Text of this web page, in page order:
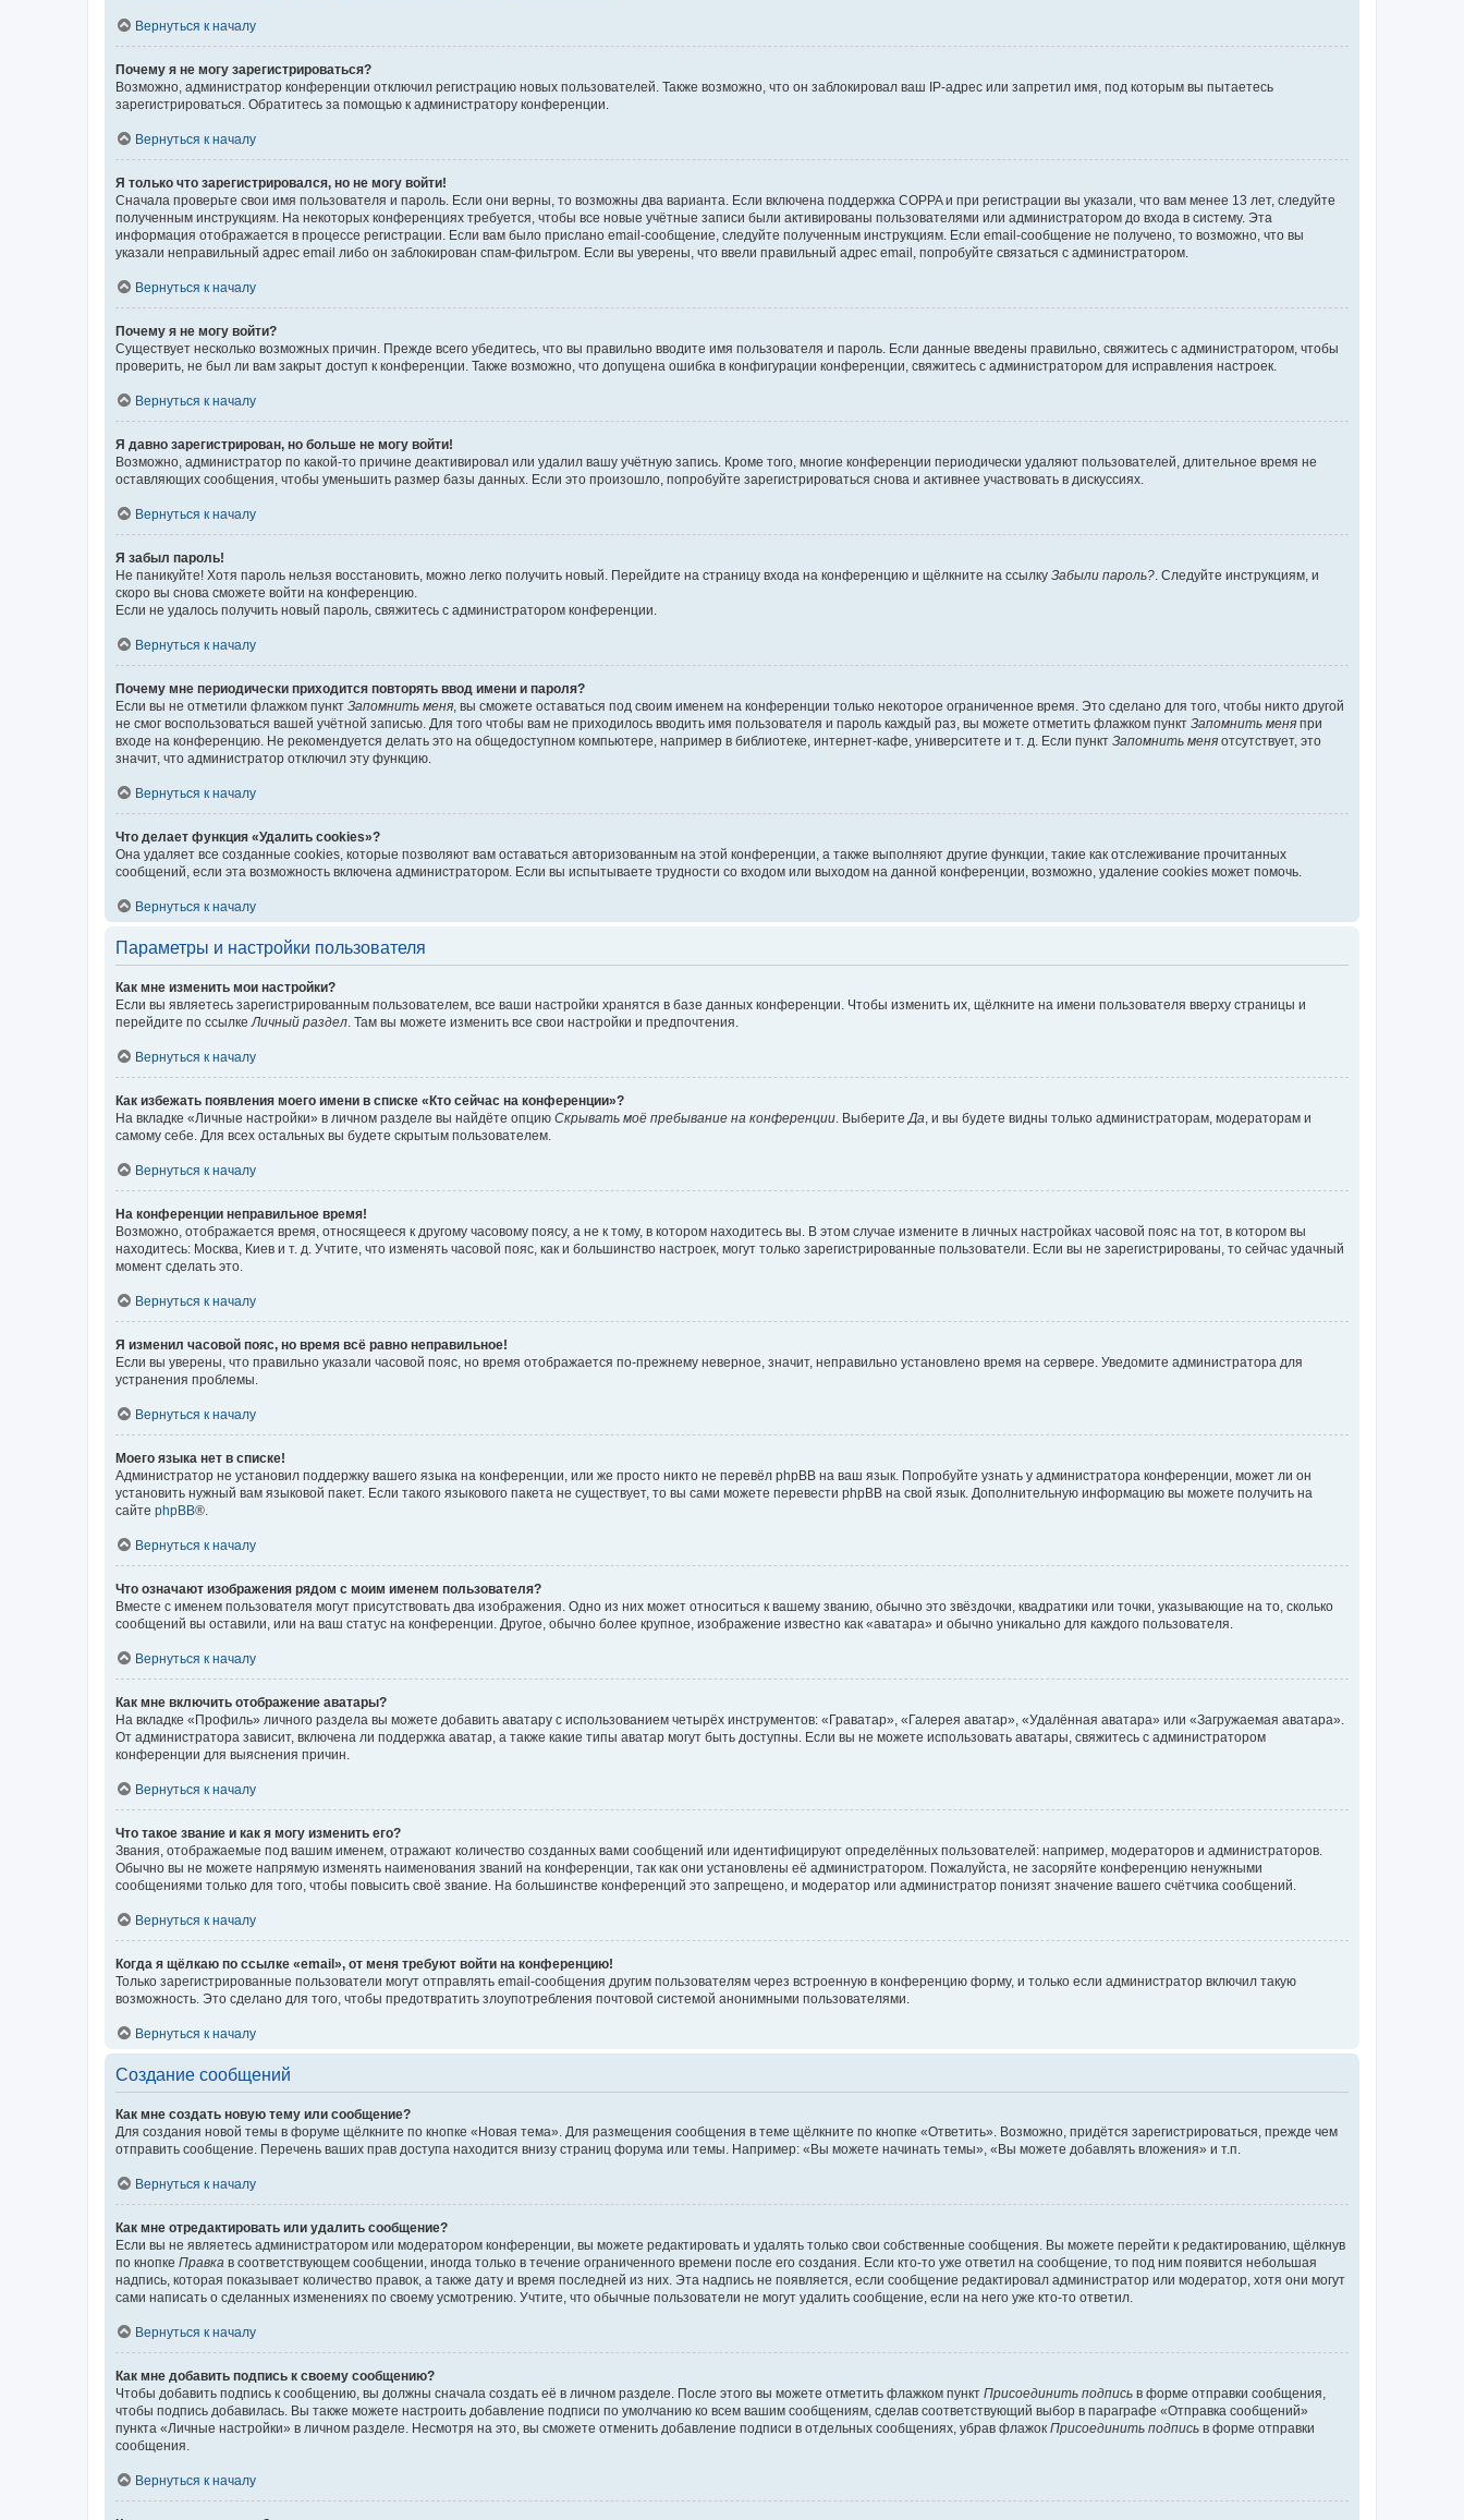
Вернуться к началу
Почему я не могу зарегистрироваться?
Возможно, администратор конференции отключил регистрацию новых пользователей. Также возможно, что он заблокировал ваш IP-адрес или запретил имя, под которым вы пытаетесь
зарегистрироваться. Обратитесь за помощью к администратору конференции.
Вернуться к началу
Я только что зарегистрировался, но не могу войти!
Сначала проверьте свои имя пользователя и пароль. Если они верны, то возможны два варианта. Если включена поддержка COPPA и при регистрации вы указали, что вам менее 13 лет, следуйте
полученным инструкциям. На некоторых конференциях требуется, чтобы все новые учётные записи были активированы пользователями или администратором до входа в систему. Эта
информация отображается в процессе регистрации. Если вам было прислано email-сообщение, следуйте полученным инструкциям. Если email-сообщение не получено, то возможно, что вы
указали неправильный адрес email либо он заблокирован спам-фильтром. Если вы уверены, что ввели правильный адрес email, попробуйте связаться с администратором.
Вернуться к началу
Почему я не могу войти?
Существует несколько возможных причин. Прежде всего убедитесь, что вы правильно вводите имя пользователя и пароль. Если данные введены правильно, свяжитесь с администратором, чтобы
проверить, не был ли вам закрыт доступ к конференции. Также возможно, что допущена ошибка в конфигурации конференции, свяжитесь с администратором для исправления настроек.
Вернуться к началу
Я давно зарегистрирован, но больше не могу войти!
Возможно, администратор по какой-то причине деактивировал или удалил вашу учётную запись. Кроме того, многие конференции периодически удаляют пользователей, длительное время не
оставляющих сообщения, чтобы уменьшить размер базы данных. Если это произошло, попробуйте зарегистрироваться снова и активнее участвовать в дискуссиях.
Вернуться к началу
Я забыл пароль!
Не паникуйте! Хотя пароль нельзя восстановить, можно легко получить новый. Перейдите на страницу входа на конференцию и щёлкните на ссылку Забыли пароль? . Следуйте инструкциям, и
скоро вы снова сможете войти на конференцию.
Если не удалось получить новый пароль, свяжитесь с администратором конференции.
Вернуться к началу
Почему мне периодически приходится повторять ввод имени и пароля?
Если вы не отметили флажком пункт Запомнить меня , вы сможете оставаться под своим именем на конференции только некоторое ограниченное время. Это сделано для того, чтобы никто другой
не смог воспользоваться вашей учётной записью. Для того чтобы вам не приходилось вводить имя пользователя и пароль каждый раз, вы можете отметить флажком пункт Запомнить меня при
входе на конференцию. Не рекомендуется делать это на общедоступном компьютере, например в библиотеке, интернет-кафе, университете и т. д. Если пункт Запомнить меня отсутствует, это
значит, что администратор отключил эту функцию.
Вернуться к началу
Что делает функция «Удалить cookies»?
Она удаляет все созданные cookies, которые позволяют вам оставаться авторизованным на этой конференции, а также выполняют другие функции, такие как отслеживание прочитанных
сообщений, если эта возможность включена администратором. Если вы испытываете трудности со входом или выходом на данной конференции, возможно, удаление cookies может помочь.
Вернуться к началу
Параметры и настройки пользователя
Как мне изменить мои настройки?
Если вы являетесь зарегистрированным пользователем, все ваши настройки хранятся в базе данных конференции. Чтобы изменить их, щёлкните на имени пользователя вверху страницы и
перейдите по ссылке Личный раздел . Там вы можете изменить все свои настройки и предпочтения.
Вернуться к началу
Как избежать появления моего имени в списке «Кто сейчас на конференции»?
На вкладке «Личные настройки» в личном разделе вы найдёте опцию Скрывать моё пребывание на конференции . Выберите Да , и вы будете видны только администраторам, модераторам и
самому себе. Для всех остальных вы будете скрытым пользователем.
Вернуться к началу
На конференции неправильное время!
Возможно, отображается время, относящееся к другому часовому поясу, а не к тому, в котором находитесь вы. В этом случае измените в личных настройках часовой пояс на тот, в котором вы
находитесь: Москва, Киев и т. д. Учтите, что изменять часовой пояс, как и большинство настроек, могут только зарегистрированные пользователи. Если вы не зарегистрированы, то сейчас удачный
момент сделать это.
Вернуться к началу
Я изменил часовой пояс, но время всё равно неправильное!
Если вы уверены, что правильно указали часовой пояс, но время отображается по-прежнему неверное, значит, неправильно установлено время на сервере. Уведомите администратора для
устранения проблемы.
Вернуться к началу
Моего языка нет в списке!
Администратор не установил поддержку вашего языка на конференции, или же просто никто не перевёл phpBB на ваш язык. Попробуйте узнать у администратора конференции, может ли он
установить нужный вам языковой пакет. Если такого языкового пакета не существует, то вы сами можете перевести phpBB на свой язык. Дополнительную информацию вы можете получить на
сайте phpBB®.
Вернуться к началу
Что означают изображения рядом с моим именем пользователя?
Вместе с именем пользователя могут присутствовать два изображения. Одно из них может относиться к вашему званию, обычно это звёздочки, квадратики или точки, указывающие на то, сколько
сообщений вы оставили, или на ваш статус на конференции. Другое, обычно более крупное, изображение известно как «аватара» и обычно уникально для каждого пользователя.
Вернуться к началу
Как мне включить отображение аватары?
На вкладке «Профиль» личного раздела вы можете добавить аватару с использованием четырёх инструментов: «Граватар», «Галерея аватар», «Удалённая аватара» или «Загружаемая аватара».
От администратора зависит, включена ли поддержка аватар, а также какие типы аватар могут быть доступны. Если вы не можете использовать аватары, свяжитесь с администратором
конференции для выяснения причин.
Вернуться к началу
Что такое звание и как я могу изменить его?
Звания, отображаемые под вашим именем, отражают количество созданных вами сообщений или идентифицируют определённых пользователей: например, модераторов и администраторов.
Обычно вы не можете напрямую изменять наименования званий на конференции, так как они установлены её администратором. Пожалуйста, не засоряйте конференцию ненужными
сообщениями только для того, чтобы повысить своё звание. На большинстве конференций это запрещено, и модератор или администратор понизят значение вашего счётчика сообщений.
Вернуться к началу
Когда я щёлкаю по ссылке «email», от меня требуют войти на конференцию!
Только зарегистрированные пользователи могут отправлять email-сообщения другим пользователям через встроенную в конференцию форму, и только если администратор включил такую
возможность. Это сделано для того, чтобы предотвратить злоупотребления почтовой системой анонимными пользователями.
Вернуться к началу
Создание сообщений
Как мне создать новую тему или сообщение?
Для создания новой темы в форуме щёлкните по кнопке «Новая тема». Для размещения сообщения в теме щёлкните по кнопке «Ответить». Возможно, придётся зарегистрироваться, прежде чем
отправить сообщение. Перечень ваших прав доступа находится внизу страниц форума или темы. Например: «Вы можете начинать темы», «Вы можете добавлять вложения» и т.п.
Вернуться к началу
Как мне отредактировать или удалить сообщение?
Если вы не являетесь администратором или модератором конференции, вы можете редактировать и удалять только свои собственные сообщения. Вы можете перейти к редактированию, щёлкнув
по кнопке Правка в соответствующем сообщении, иногда только в течение ограниченного времени после его создания. Если кто-то уже ответил на сообщение, то под ним появится небольшая
надпись, которая показывает количество правок, а также дату и время последней из них. Эта надпись не появляется, если сообщение редактировал администратор или модератор, хотя они могут
сами написать о сделанных изменениях по своему усмотрению. Учтите, что обычные пользователи не могут удалить сообщение, если на него уже кто-то ответил.
Вернуться к началу
Как мне добавить подпись к своему сообщению?
Чтобы добавить подпись к сообщению, вы должны сначала создать её в личном разделе. После этого вы можете отметить флажком пункт Присоединить подпись в форме отправки сообщения,
чтобы подпись добавилась. Вы также можете настроить добавление подписи по умолчанию ко всем вашим сообщениям, сделав соответствующий выбор в параграфе «Отправка сообщений»
пункта «Личные настройки» в личном разделе. Несмотря на это, вы сможете отменить добавление подписи в отдельных сообщениях, убрав флажок Присоединить подпись в форме отправки
сообщения.
Вернуться к началу